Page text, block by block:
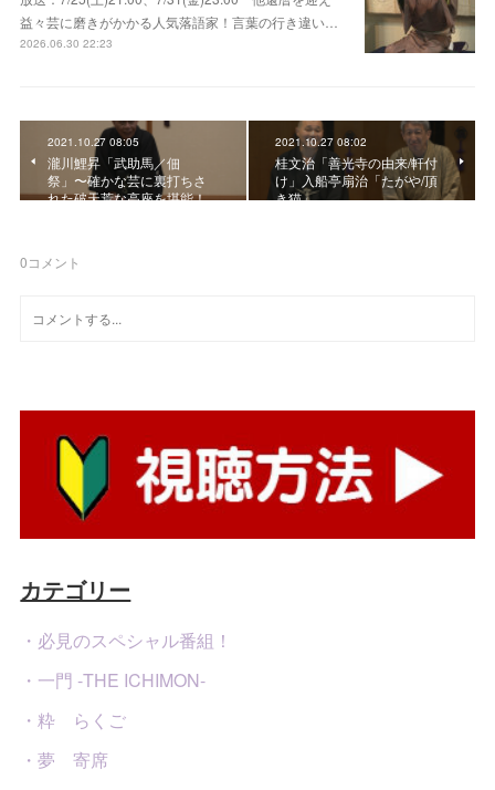
益々芸に磨きがかかる人気落語家！言葉の行き違い…
2026.06.30 22:23
2021.10.27 08:05
瀧川鯉昇「武助馬／佃
祭」〜確かな芸に裏打ちさ
れた破天荒な高座を堪能！
2021.10.27 08:02
桂文治「善光寺の由来/軒付
け」入船亭扇治「たがや/頂
き猫」
0コメント
カテゴリー
・必見のスペシャル番組！
・一門 -THE ICHIMON-
・粋 らくご
・夢 寄席